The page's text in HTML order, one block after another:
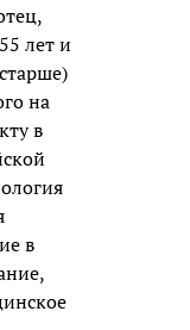
лет и
на
в
в